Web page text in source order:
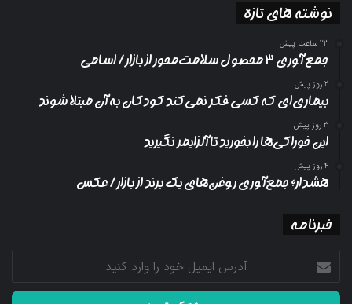
نوشته های تازه
23 ساعت پیش
جمع آوری ۳ محصول سلامت‌محور از بازار/ اسامی
2 روز پیش
بیماری‌ای که کسی فکر نمی‌کند کودکان به آن مبتلا شوند
3 روز پیش
این خوراکی‌ها را بخورید تا آلزایمر نگیرید
4 روز پیش
هشدار؛ جمع‌آوری روغن‌های یک برند از بازار/ عکس
خبرنامه
آدرس
ایمیل
خود